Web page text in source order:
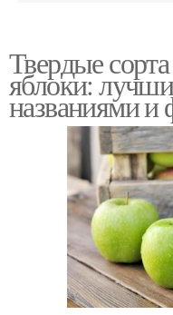
Яблоки с фото
Твердые
яблоки:
названиями и